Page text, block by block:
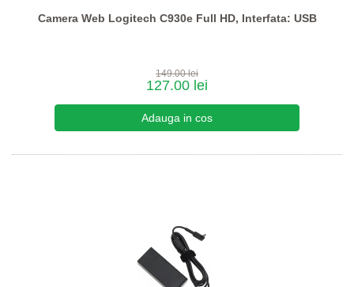
Camera Web Logitech C930e Full HD, Interfata: USB
149.00 lei
127.00 lei